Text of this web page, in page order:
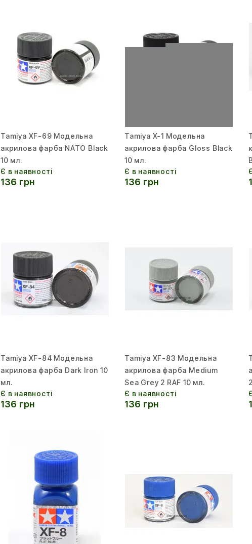
Tamiya XF-69 Модельна
акрилова фарба NATO Black
10 мл.
Є в наявності
136 грн
Tamiya X-1 Модельна
акрилова фарба Gloss Black
10 мл.
Є в наявності
136 грн
Tamiya XF-84 Модельна
акрилова фарба Dark Iron 10
мл.
Є в наявності
136 грн
Tamiya XF-83 Модельна
акрилова фарба Medium
Sea Grey 2 RAF 10 мл.
Є в наявності
136 грн